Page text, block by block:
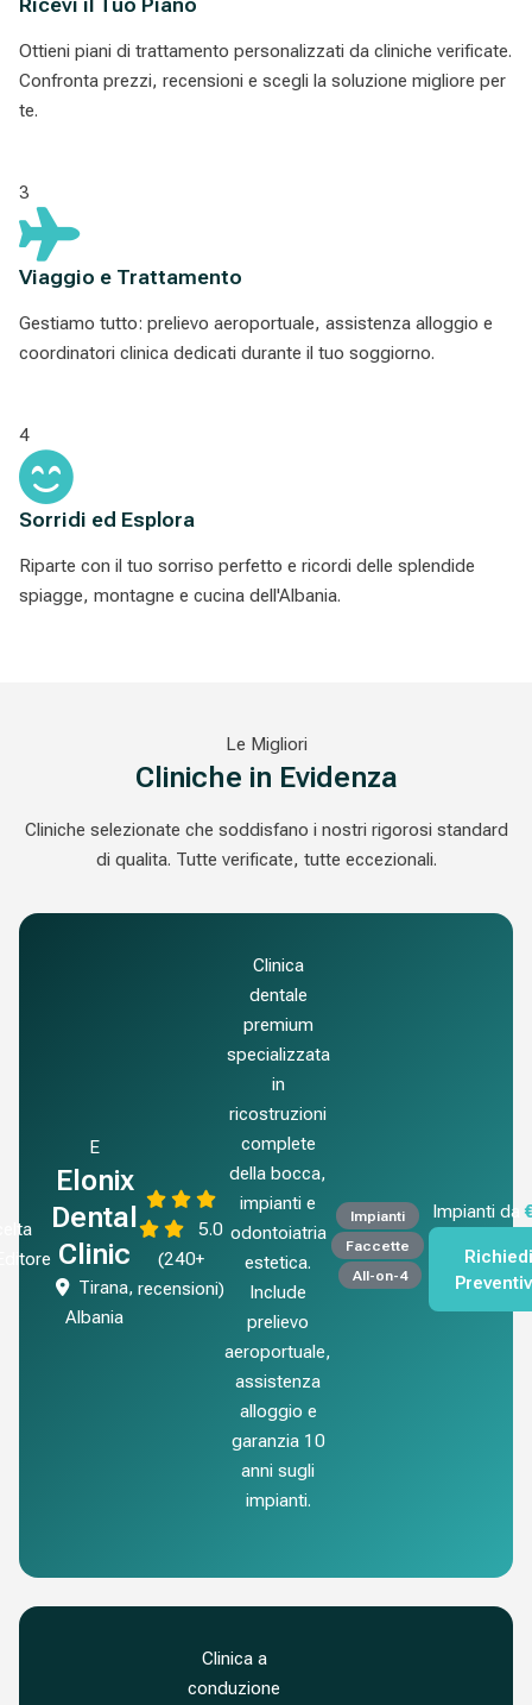
Ottieni piani di trattamento personalizzati da cliniche verificate.
Confronta prezzi, recensioni e scegli la soluzione migliore per
te.
3
Viaggio e Trattamento
Gestiamo tutto: prelievo aeroportuale, assistenza alloggio e
coordinatori clinica dedicati durante il tuo soggiorno.
4
Sorridi ed Esplora
Riparte con il tuo sorriso perfetto e ricordi delle splendide
spiagge, montagne e cucina dell'Albania.
Le Migliori
Cliniche in Evidenza
Cliniche selezionate che soddisfano i nostri rigorosi standard
di qualita. Tutte verificate, tutte eccezionali.
E
Elonix
Dental
Clinic
Tirana,
Albania
5.0
(240+
recensioni)
Clinica
dentale
premium
specializzata
in
ricostruzioni
complete
della bocca,
impianti e
odontoiatria
estetica.
Include
prelievo
aeroportuale,
assistenza
alloggio e
garanzia 10
anni sugli
impianti.
Impianti
Faccette
All-on-4
Impianti da
Richiedi
Clinica a
conduzione